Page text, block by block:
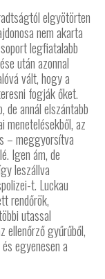
elgyötörten
nem akarta
legfiatalabb
után azonnal
vált, hogy a
fogják őket.
de annál elszántabb
az
– meggyorsítva
Igen ám, de
leszállva
t. Luckau
rendőrök,
utassal
ellenőrző gyűrűből,
egyenesen a